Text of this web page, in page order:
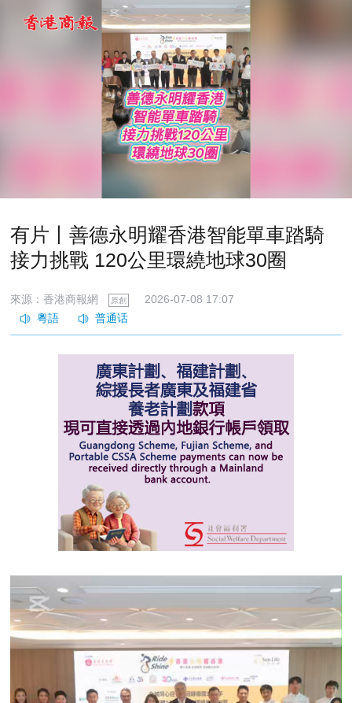
有片丨善德永明耀香港智能單車踏騎
接力挑戰 120公里環繞地球30圈
來源：香港商報網 原創 2026-07-08 17:07